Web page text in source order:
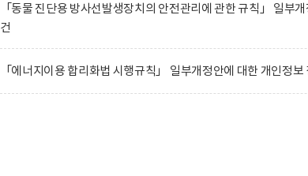
「동물 진단용 방사선발생장치의 안전관리에 관한 규칙」 일부
건
「에너지이용 합리화법 시행규칙」 일부개정안에 대한 개인정보